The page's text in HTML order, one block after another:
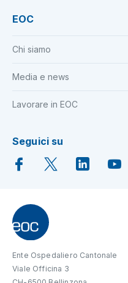
EOC
Chi siamo
Media e news
Lavorare in EOC
Seguici su
Ente Ospedaliero Cantonale
Viale Officina 3